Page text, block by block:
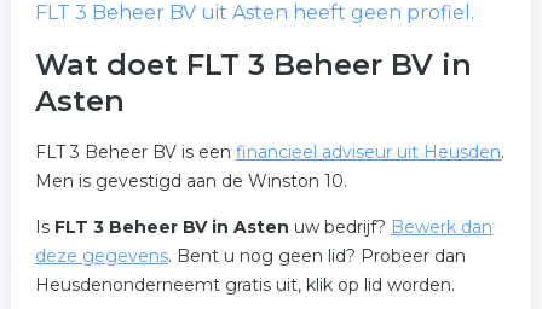
FLT 3 Beheer BVuit Asten heeft geen profiel.
Wat doet FLT 3 Beheer BV in
Asten
FLT 3 Beheer BV is een financieel adviseur uit Heusden.
Men is gevestigd aan de Winston 10.
Is FLT 3 Beheer BV in Asten uw bedrijf? Bewerk dan
deze gegevens. Bent u nog geen lid? Probeer dan
Heusdenonderneemt gratis uit, klik op lid worden.